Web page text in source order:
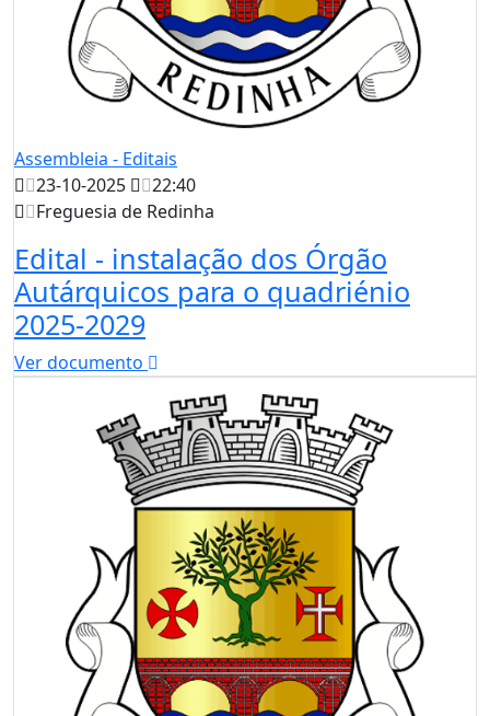
Assembleia - Editais
23-10-2025
22:40
Freguesia de Redinha
Edital - instalação dos Órgão
Autárquicos para o quadriénio
2025-2029
Ver documento